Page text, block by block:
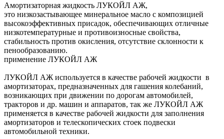
Амортизаторная жидкость ЛУКОЙЛ АЖ,
это низкозастывающее минеральное масло с композицией
высокоэффективных присадок, обеспечивающих отличные
низкотемпературные и противоизносные свойства,
стабильность против окисления, отсутствие склонности к
пенообразованию.
применение ЛУКОЙЛ АЖ
ЛУКОЙЛ АЖ используется в качестве рабочей жидкости в
амортизаторах, предназначенных для гашения колебаний,
возникающих при движении по дорогам автомобилей,
тракторов и др. машин и аппаратов, так же ЛУКОЙЛ АЖ
применяется в качестве рабочей жидкости для заполнения
амортизаторов и телескопических стоек подвески
автомобильной техники.